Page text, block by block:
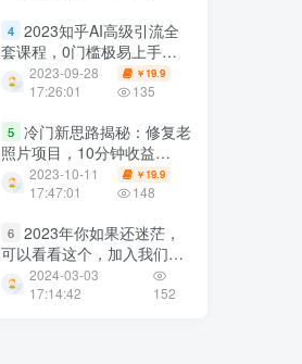
4 2023知乎AI高级引流全
套课程，0门槛极易上手，
日引100+
2023-09-28
17:26:01
￥ 19.9
135
5 冷门新思路揭秘：修复老
照片项目，10分钟收益
150+，适合新手操作，小红
书引流流量高地
2023-10-11
17:47:01
￥ 19.9
148
6 2023年你如果还迷茫，
可以看看这个，加入我们，
带你走下去！
2024-03-03
17:14:42
152